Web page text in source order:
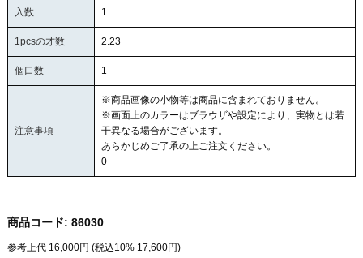
入数 1
1pcsの才数 2.23
個口数 1
注意事項
※商品画像の小物等は商品に含まれておりません。
※画面上のカラーはブラウザや設定により、実物とは若
干異なる場合がございます。
あらかじめご了承の上ご注文ください。
0
商品コード: 86030
参考上代 16,000円 (税込10% 17,600円)